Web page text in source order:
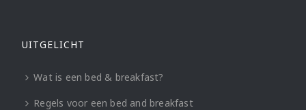
UITGELICHT
Wat is een bed & breakfast?
Regels voor een bed and breakfast